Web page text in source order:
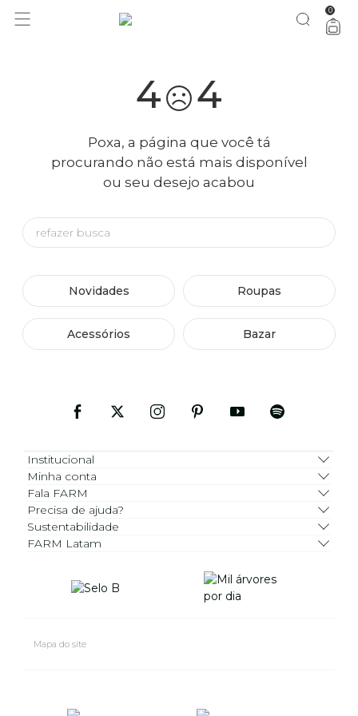
0
4 4
Poxa, a página que você tá
procurando não está mais disponível
ou seu desejo acabou
Novidades Roupas
Acessórios Bazar
Institucional
Minha conta
Fala FARM
Precisa de ajuda?
Sustentabilidade
FARM Latam
Mapa do site